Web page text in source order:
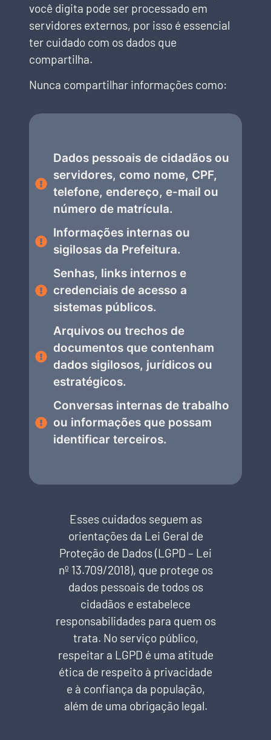
você digita pode ser processado em
servidores externos, por isso é essencial
ter cuidado com os dados que
compartilha.
Nunca compartilhar informações como:
Dados pessoais de cidadãos ou
servidores, como nome, CPF,
telefone, endereço, e-mail ou
número de matrícula.
Informações internas ou
sigilosas da Prefeitura.
Senhas, links internos e
credenciais de acesso a
sistemas públicos.
Arquivos ou trechos de
documentos que contenham
dados sigilosos, jurídicos ou
estratégicos.
Conversas internas de trabalho
ou informações que possam
identificar terceiros.
Esses cuidados seguem as
orientações da Lei Geral de
Proteção de Dados (LGPD – Lei
nº 13.709/2018), que protege os
dados pessoais de todos os
cidadãos e estabelece
responsabilidades para quem os
trata. No serviço público,
respeitar a LGPD é uma atitude
ética de respeito à privacidade
e à confiança da população,
além de uma obrigação legal.